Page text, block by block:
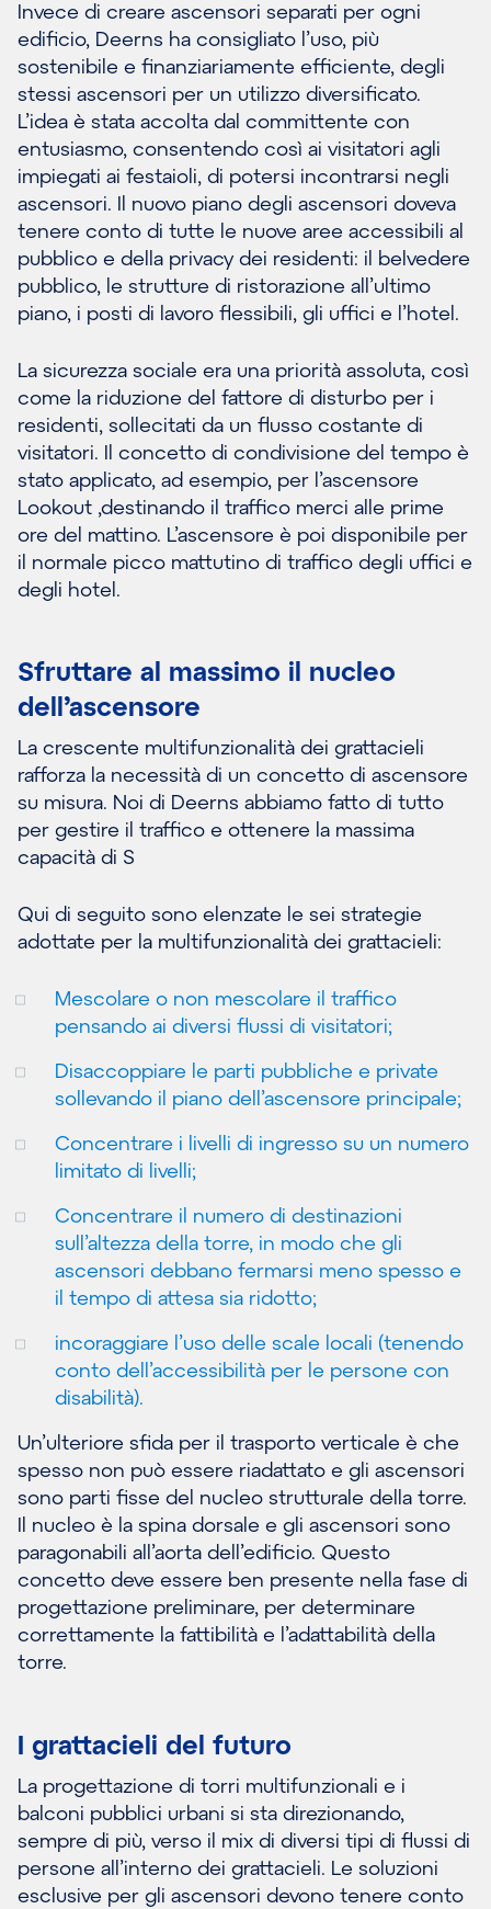
Invece di creare ascensori separati per ogni
edificio, Deerns ha consigliato l’uso, più
sostenibile e finanziariamente efficiente, degli
stessi ascensori per un utilizzo diversificato.
L’idea è stata accolta dal committente con
entusiasmo, consentendo così ai visitatori agli
impiegati ai festaioli, di potersi incontrarsi negli
ascensori. Il nuovo piano degli ascensori doveva
tenere conto di tutte le nuove aree accessibili al
pubblico e della privacy dei residenti: il belvedere
pubblico, le strutture di ristorazione all’ultimo
piano, i posti di lavoro flessibili, gli uffici e l’hotel.
La sicurezza sociale era una priorità assoluta, così
come la riduzione del fattore di disturbo per i
residenti, sollecitati da un flusso costante di
visitatori. Il concetto di condivisione del tempo è
stato applicato, ad esempio, per l’ascensore
Lookout ,destinando il traffico merci alle prime
ore del mattino. L’ascensore è poi disponibile per
il normale picco mattutino di traffico degli uffici e
degli hotel.
Sfruttare al massimo il nucleo
dell’ascensore
La crescente multifunzionalità dei grattacieli
rafforza la necessità di un concetto di ascensore
su misura. Noi di Deerns abbiamo fatto di tutto
per gestire il traffico e ottenere la massima
capacità di S
Qui di seguito sono elenzate le sei strategie
adottate per la multifunzionalità dei grattacieli:
Mescolare o non mescolare il traffico
pensando ai diversi flussi di visitatori;
Disaccoppiare le parti pubbliche e private
sollevando il piano dell’ascensore principale;
Concentrare i livelli di ingresso su un numero
limitato di livelli;
Concentrare il numero di destinazioni
sull’altezza della torre, in modo che gli
ascensori debbano fermarsi meno spesso e
il tempo di attesa sia ridotto;
incoraggiare l’uso delle scale locali (tenendo
conto dell’accessibilità per le persone con
disabilità).
Un’ulteriore sfida per il trasporto verticale è che
spesso non può essere riadattato e gli ascensori
sono parti fisse del nucleo strutturale della torre.
Il nucleo è la spina dorsale e gli ascensori sono
paragonabili all’aorta dell’edificio. Questo
concetto deve essere ben presente nella fase di
progettazione preliminare, per determinare
correttamente la fattibilità e l’adattabilità della
torre.
I grattacieli del futuro
La progettazione di torri multifunzionali e i
balconi pubblici urbani si sta direzionando,
sempre di più, verso il mix di diversi tipi di flussi di
persone all’interno dei grattacieli. Le soluzioni
esclusive per gli ascensori devono tenere conto